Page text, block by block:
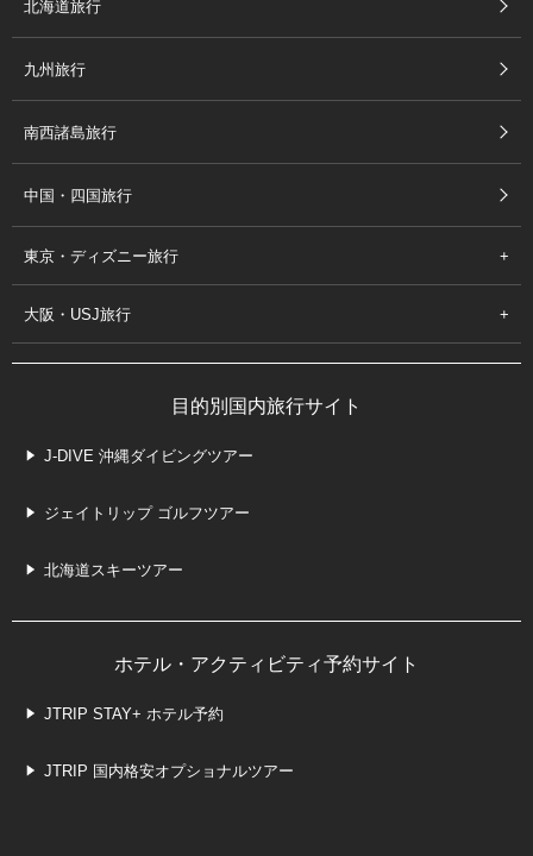
北海道旅行
九州旅行
南西諸島旅行
中国・四国旅行
東京・ディズニー旅行
大阪・USJ旅行
目的別国内旅行サイト
J-DIVE 沖縄ダイビングツアー
ジェイトリップ ゴルフツアー
北海道スキーツアー
ホテル・アクティビティ予約サイト
JTRIP STAY+ ホテル予約
JTRIP 国内格安オプショナルツアー